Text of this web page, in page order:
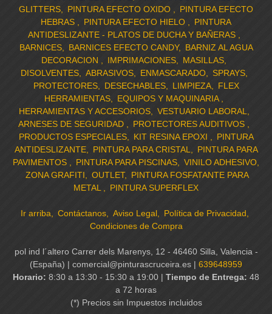
GLITTERS
PINTURA EFECTO OXIDO
PINTURA EFECTO
HEBRAS
PINTURA EFECTO HIELO
PINTURA
ANTIDESLIZANTE - PLATOS DE DUCHA Y BAÑERAS
BARNICES
BARNICES EFECTO CANDY
BARNIZ AL AGUA
DECORACION
IMPRIMACIONES
MASILLAS
DISOLVENTES
ABRASIVOS ENMASCARADO
SPRAYS
PROTECTORES
DESECHABLES LIMPIEZA
FLEX
HERRAMIENTAS
EQUIPOS Y MAQUINARIA
HERRAMIENTAS Y ACCESORIOS
VESTUARIO LABORAL
ARNESES DE SEGURIDAD
PROTECTORES AUDITIVOS
PRODUCTOS ESPECIALES
KIT RESINA EPOXI
PINTURA
ANTIDESLIZANTE
PINTURA PARA CRISTAL
PINTURA PARA
PAVIMENTOS
PINTURA PARA PISCINAS
VINILO ADHESIVO
ZONA GRAFITI
OUTLET
PINTURA FOSFATANTE PARA
METAL
PINTURA SUPERFLEX
Ir arriba Contáctanos Aviso Legal
Política de Privacidad
Condiciones de Compra
pol ind l´altero Carrer dels Marenys, 12 - 46460 Silla, Valencia -
(España) | comercial@pinturascruceira.es | 639648959
Horario: 8:30 a 13:30 - 15:30 a 19:00 | Tiempo de Entrega: 48
a 72 horas
(*) Precios sin Impuestos incluidos